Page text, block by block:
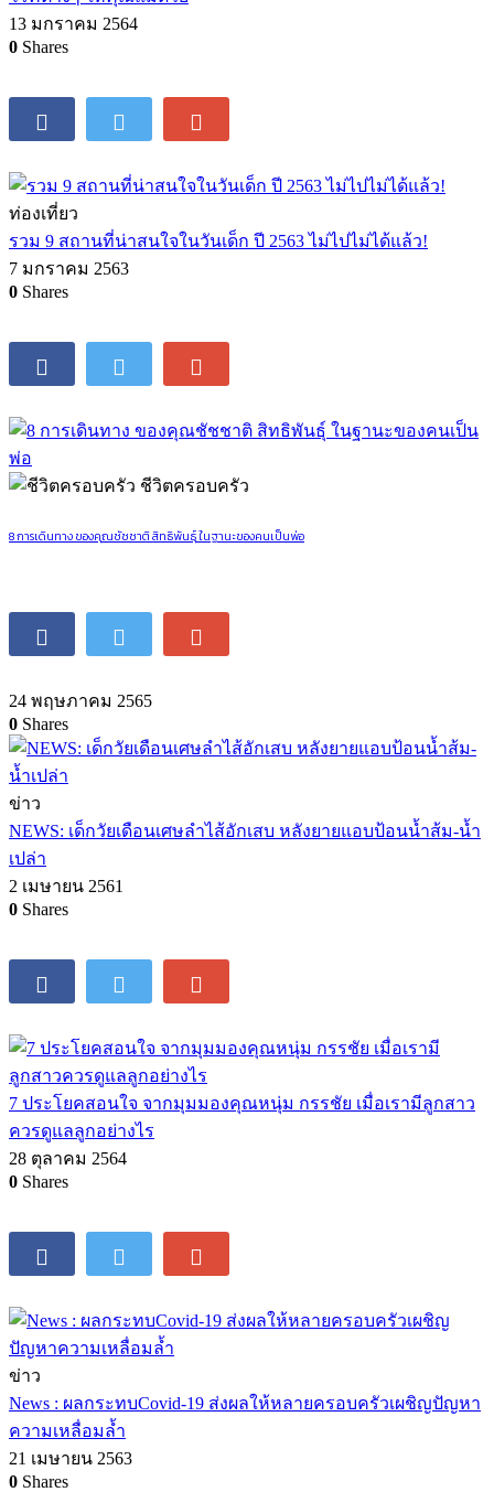
13 มกราคม 2564
0 Shares
ท่องเที่ยว
รวม 9 สถานที่น่าสนใจในวันเด็ก ปี 2563 ไม่ไปไม่ได้แล้ว!
7 มกราคม 2563
0 Shares
ชีวิตครอบครัว
8 การเดินทาง ของคุณชัชชาติ สิทธิพันธุ์ ในฐานะของคนเป็นพ่อ
24 พฤษภาคม 2565
0 Shares
ข่าว
NEWS: เด็กวัยเดือนเศษลำไส้อักเสบ หลังยายแอบป้อนน้ำส้ม-น้ำ
เปล่า
2 เมษายน 2561
0 Shares
7 ประโยคสอนใจ จากมุมมองคุณหนุ่ม กรรชัย เมื่อเรามีลูกสาว
ควรดูแลลูกอย่างไร
28 ตุลาคม 2564
0 Shares
ข่าว
News : ผลกระทบCovid-19 ส่งผลให้หลายครอบครัวเผชิญปัญหา
ความเหลื่อมล้ำ
21 เมษายน 2563
0 Shares